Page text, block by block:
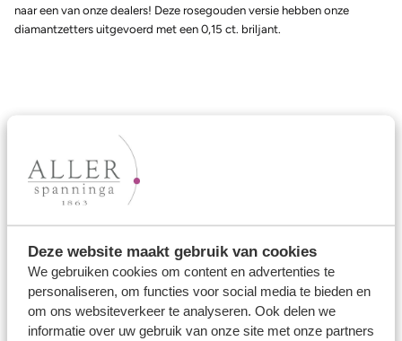
Deze website maakt gebruik van cookies
We gebruiken cookies om content en advertenties te
personaliseren, om functies voor social media te bieden en
om ons websiteverkeer te analyseren. Ook delen we
informatie over uw gebruik van onze site met onze partners
naar een van onze dealers! Deze rosegouden versie hebben onze
diamantzetters uitgevoerd met een 0,15 ct. briljant.
Ons aanbod
Trouwringen
Verlovingsringen
Vriendschapsringen
Over ons